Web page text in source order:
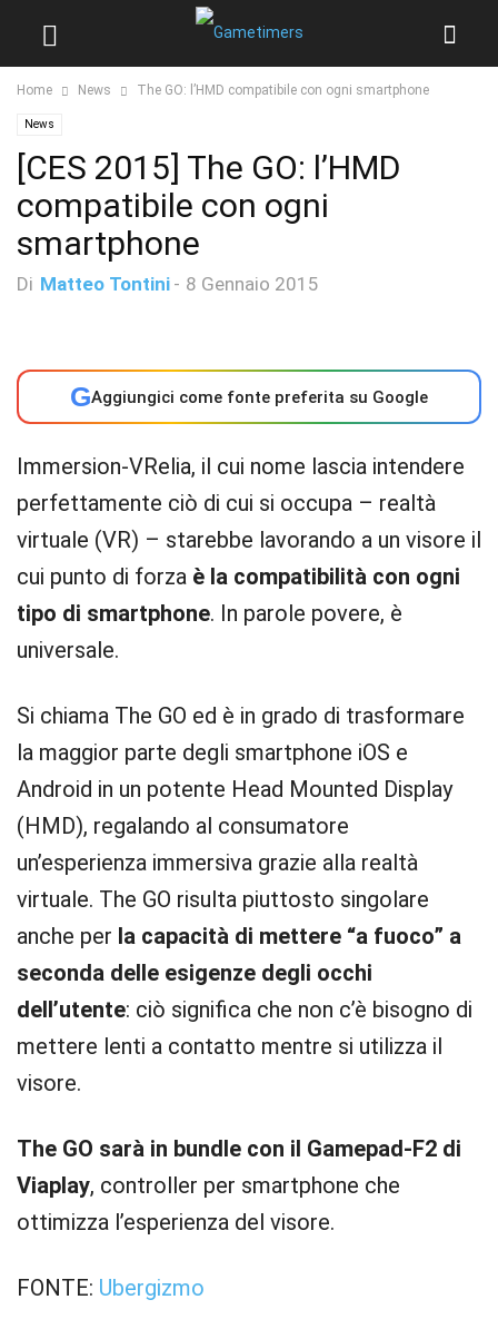
Home News The GO: l’HMD compatibile con ogni smartphone
News
[CES 2015] The GO: l’HMD
compatibile con ogni
smartphone
Di Matteo Tontini - 8 Gennaio 2015
GAggiungici come fonte preferita su Google
Immersion-VRelia, il cui nome lascia intendere
perfettamente ciò di cui si occupa – realtà
virtuale (VR) – starebbe lavorando a un visore il
cui punto di forza è la compatibilità con ogni
tipo di smartphone. In parole povere, è
universale.
Si chiama The GO ed è in grado di trasformare
la maggior parte degli smartphone iOS e
Android in un potente Head Mounted Display
(HMD), regalando al consumatore
un’esperienza immersiva grazie alla realtà
virtuale. The GO risulta piuttosto singolare
anche per la capacità di mettere “a fuoco” a
seconda delle esigenze degli occhi
dell’utente: ciò significa che non c’è bisogno di
mettere lenti a contatto mentre si utilizza il
visore.
The GO sarà in bundle con il Gamepad-F2 di
Viaplay, controller per smartphone che
ottimizza l’esperienza del visore.
FONTE: Ubergizmo